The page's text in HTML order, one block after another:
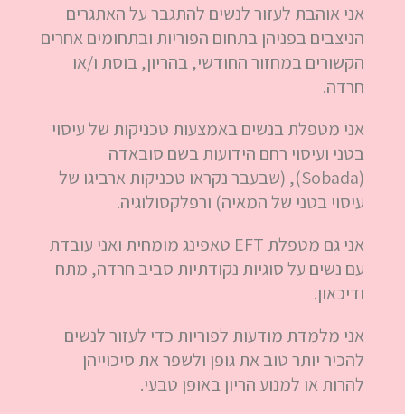
אני אוהבת לעזור לנשים להתגבר על האתגרים
הניצבים בפניהן בתחום הפוריות ובתחומים אחרים
הקשורים במחזור החודשי, בהריון, בוסת ו/או
חרדה.
אני מטפלת בנשים באמצעות טכניקות של עיסוי
בטני ועיסוי רחם הידועות בשם סובאדה
(Sobada), (שבעבר נקראו טכניקות ארביגו של
עיסוי בטני של המאיה) ורפלקסולוגיה.
אני גם מטפלת EFT טאפינג מומחית ואני עובדת
עם נשים על סוגיות נקודתיות סביב חרדה, מתח
ודיכאון.
אני מלמדת מודעות לפוריות כדי לעזור לנשים
להכיר יותר טוב את גופן ולשפר את סיכוייהן
להרות או למנוע הריון באופן טבעי.